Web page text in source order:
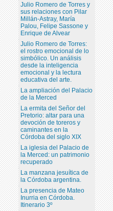
Julio Romero de Torres y
sus relaciones con Pilar
Millán-Astray, María
Palou, Felipe Sassone y
Enrique de Alvear
Julio Romero de Torres:
el rostro emocional de lo
simbólico. Un análisis
desde la inteligencia
emocional y la lectura
educativa del arte.
La ampliación del Palacio
de la Merced
La ermita del Señor del
Pretorio: altar para una
devoción de toreros y
caminantes en la
Córdoba del siglo XIX
La iglesia del Palacio de
la Merced: un patrimonio
recuperado
La manzana jesuítica de
la Córdoba argentina.
La presencia de Mateo
Inurria en Córdoba.
Itinerario 3º